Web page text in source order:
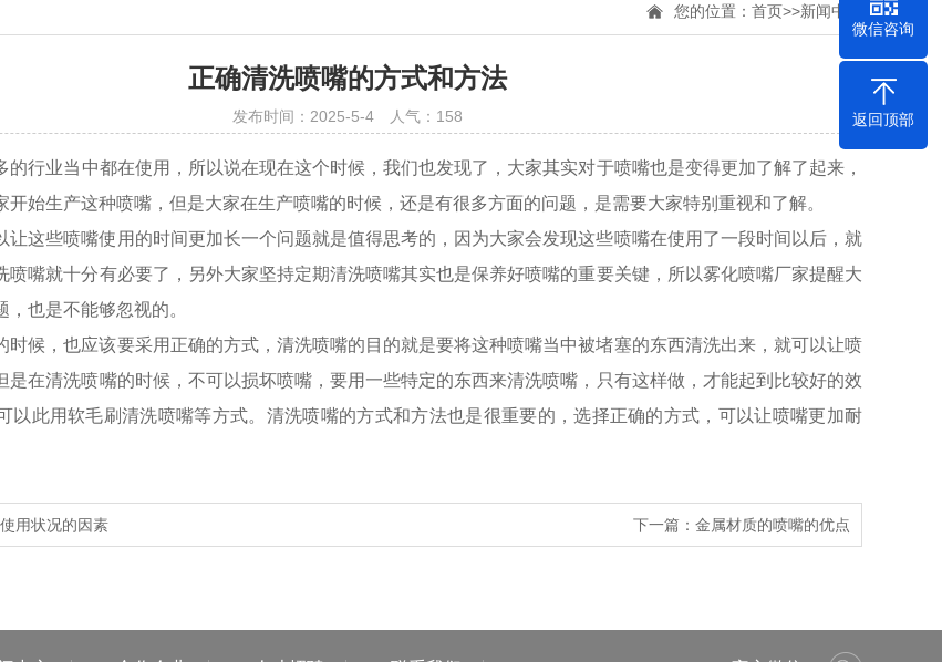
您的位置： 首页>>新闻中心
正确清洗喷嘴的方式和方法
发布时间：2025-5-4 人气： 158
行业当中都在使用，所以说在现在这个时候，我们也发现了，大家其实对于喷嘴也是变得更加了解了起来，
开始生产这种喷嘴，但是大家在生产喷嘴的时候，还是有很多方面的问题，是需要大家特别重视和了解。
让这些喷嘴使用的时间更加长一个问题就是值得思考的，因为大家会发现这些喷嘴在使用了一段时间以后，就
喷嘴就十分有必要了，另外大家坚持定期清洗喷嘴其实也是保养好喷嘴的重要关键，所以雾化喷嘴厂家提醒大
也是不能够忽视的。
时候，也应该要采用正确的方式，清洗喷嘴的目的就是要将这种喷嘴当中被堵塞的东西清洗出来，就可以让喷
是在清洗喷嘴的时候，不可以损坏喷嘴，要用一些特定的东西来清洗喷嘴，只有这样做，才能起到比较好的效
以此用软毛刷清洗喷嘴等方式。清洗喷嘴的方式和方法也是很重要的，选择正确的方式，可以让喷嘴更加耐
用状况的因素 下一篇： 金属材质的喷嘴的优点
微信咨询
返回顶部